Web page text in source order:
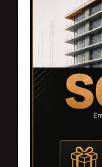
Resume el
privadas que
obras, centrado
del